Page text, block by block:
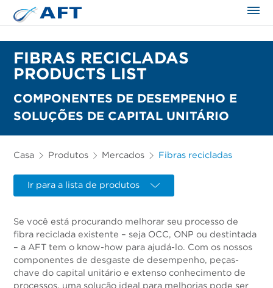
FIBRAS RECICLADAS
PRODUCTS LIST
COMPONENTES DE DESEMPENHO E
SOLUÇÕES DE CAPITAL UNITÁRIO
Casa Produtos Mercados Fibras recicladas
Ir para a lista de produtos
Se você está procurando melhorar seu processo de
fibra reciclada existente – seja OCC, ONP ou destintada
– a AFT tem o know-how para ajudá-lo. Com os nossos
componentes de desgaste de desempenho, peças-
chave do capital unitário e extenso conhecimento de
processos, uma solução ideal para melhorias pode ser